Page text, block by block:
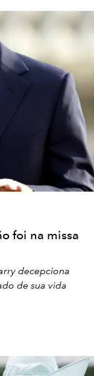
foi na missa
decepciona
de sua vida